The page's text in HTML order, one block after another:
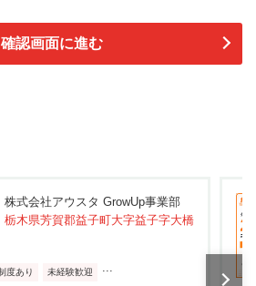
株式会社アウスタ GrowUp事業部
栃木県芳賀郡益子町大字益子字大橋
度あり 未経験歓迎 ...